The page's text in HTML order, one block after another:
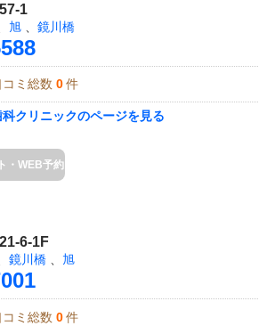
1
旭 鏡川橋
ミ総数 0 件
クリニックのページを見る
・WEB予約
6-1F
鏡川橋 、 旭
ミ総数 0 件